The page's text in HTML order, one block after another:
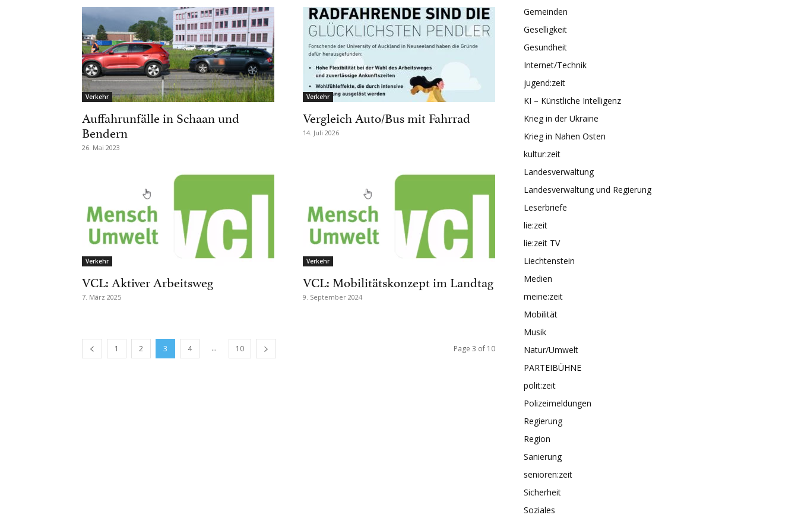
Verkehr
Auffahrunfälle in Schaan und
Bendern
26. Mai 2023
Verkehr
Vergleich Auto/Bus mit Fahrrad
14. Juli 2026
Verkehr
VCL: Aktiver Arbeitsweg
7. März 2025
Verkehr
VCL: Mobilitätskonzept im Landtag
9. September 2024
1 2 3 4 ... 10 Page 3 of 10
Gemeinden
Geselligkeit
Gesundheit
Internet/Technik
jugend:zeit
KI – Künstliche Intelligenz
Krieg in der Ukraine
Krieg in Nahen Osten
kultur:zeit
Landesverwaltung
Landesverwaltung und Regierung
Leserbriefe
lie:zeit
lie:zeit TV
Liechtenstein
Medien
meine:zeit
Mobilität
Musik
Natur/Umwelt
PARTEIBÜHNE
polit:zeit
Polizeimeldungen
Regierung
Region
Sanierung
senioren:zeit
Sicherheit
Soziales